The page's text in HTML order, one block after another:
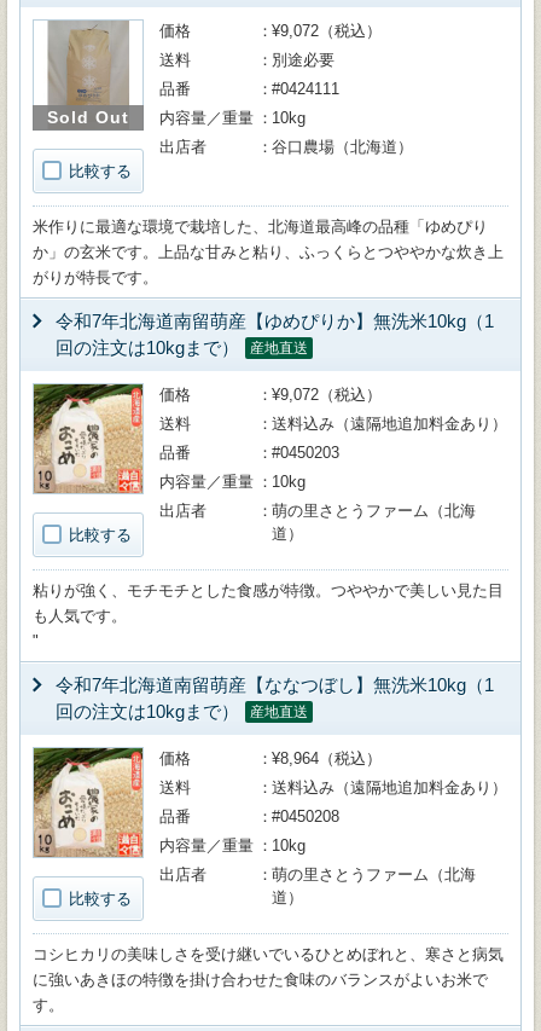
Sold Out
比較する
価格
¥9,072（税込）
送料
別途必要
品番
#0424111
内容量／重量
10kg
出店者
谷口農場（北海道）
米作りに最適な環境で栽培した、北海道最高峰の品種「ゆめぴり
か」の玄米です。上品な甘みと粘り、ふっくらとつややかな炊き上
がりが特長です。
令和7年北海道南留萌産【ゆめぴりか】無洗米10kg（1
回の注文は10kgまで）
産地直送
比較する
価格
¥9,072（税込）
送料
送料込み（遠隔地追加料金あり）
品番
#0450203
内容量／重量
10kg
出店者
萌の里さとうファーム（北海
道）
粘りが強く、モチモチとした食感が特徴。つややかで美しい見た目
も人気です。
"
令和7年北海道南留萌産【ななつぼし】無洗米10kg（1
回の注文は10kgまで）
産地直送
比較する
価格
¥8,964（税込）
送料
送料込み（遠隔地追加料金あり）
品番
#0450208
内容量／重量
10kg
出店者
萌の里さとうファーム（北海
道）
コシヒカリの美味しさを受け継いでいるひとめぼれと、寒さと病気
に強いあきほの特徴を掛け合わせた食味のバランスがよいお米で
す。